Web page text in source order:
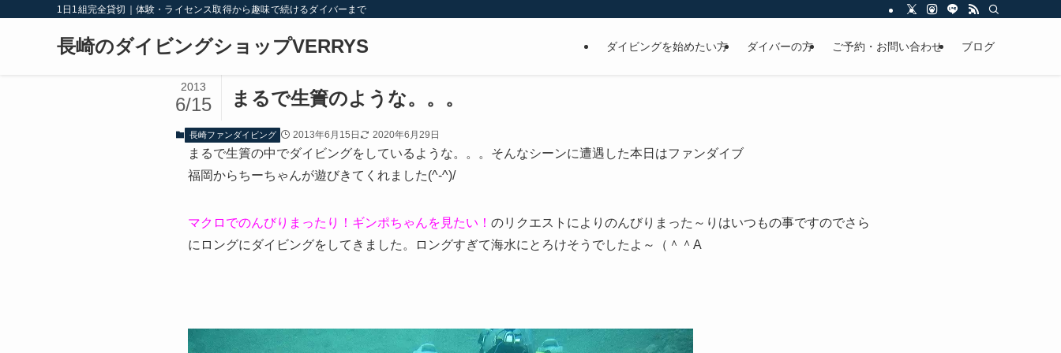
1日1組完全貸切｜体験・ライセンス取得から趣味で続けるダイバーまで
長崎のダイビングショップVERRYS ダイビングを始めたい方 ダイバーの方 ご予約・お問い合わせ ブログ
まるで生簀のような。。。
2013
6/15
長崎ファンダイビング 2013年6月15日 2020年6月29日
まるで生簀の中でダイビングをしているような。。。そんなシーンに遭遇した本日はファンダイブ
福岡からちーちゃんが遊びきてくれました(^-^)/
マクロでのんびりまったり！ギンポちゃんを見たい！ のリクエストによりのんびりまった～りはいつもの事ですのでさら
にロングにダイビングをしてきました。ロングすぎて海水にとろけそうでしたよ～（＾＾A